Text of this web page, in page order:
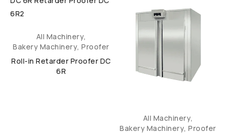
All Machinery,
Bakery Machinery,Proofer
Roll-in Retarder Proofer DC
6R
All Machinery,
Bakery Machinery,Proofer